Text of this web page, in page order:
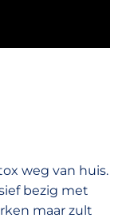
weg van huis.
bezig met
maar zult